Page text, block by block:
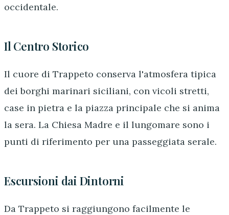
occidentale.
Il Centro Storico
Il cuore di Trappeto conserva l'atmosfera tipica
dei borghi marinari siciliani, con vicoli stretti,
case in pietra e la piazza principale che si anima
la sera. La Chiesa Madre e il lungomare sono i
punti di riferimento per una passeggiata serale.
Escursioni dai Dintorni
Da Trappeto si raggiungono facilmente le